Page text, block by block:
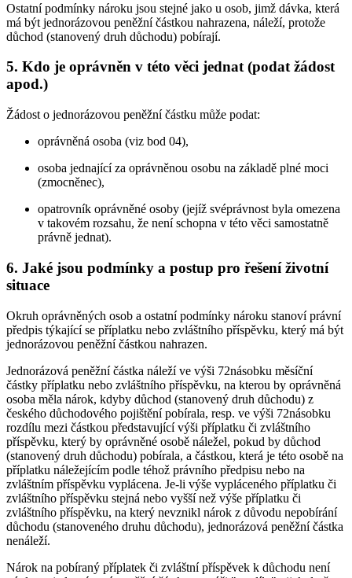
Ostatní podmínky nároku jsou stejné jako u osob, jimž dávka, která
má být jednorázovou peněžní částkou nahrazena, náleží, protože
důchod (stanovený druh důchodu) pobírají.
5. Kdo je oprávněn v této věci jednat (podat žádost
apod.)
Žádost o jednorázovou peněžní částku může podat:
oprávněná osoba (viz bod 04),
osoba jednající za oprávněnou osobu na základě plné moci
(zmocněnec),
opatrovník oprávněné osoby (jejíž svéprávnost byla omezena
v takovém rozsahu, že není schopna v této věci samostatně
právně jednat).
6. Jaké jsou podmínky a postup pro řešení životní
situace
Okruh oprávněných osob a ostatní podmínky nároku stanoví právní
předpis týkající se příplatku nebo zvláštního příspěvku, který má být
jednorázovou peněžní částkou nahrazen.
Jednorázová peněžní částka náleží ve výši 72násobku měsíční
částky příplatku nebo zvláštního příspěvku, na kterou by oprávněná
osoba měla nárok, kdyby důchod (stanovený druh důchodu) z
českého důchodového pojištění pobírala, resp. ve výši 72násobku
rozdílu mezi částkou představující výši příplatku či zvláštního
příspěvku, který by oprávněné osobě náležel, pokud by důchod
(stanovený druh důchodu) pobírala, a částkou, která je této osobě na
příplatku náležejícím podle téhož právního předpisu nebo na
zvláštním příspěvku vyplácena. Je-li výše vypláceného příplatku či
zvláštního příspěvku stejná nebo vyšší než výše příplatku či
zvláštního příspěvku, na který nevznikl nárok z důvodu nepobírání
důchodu (stanoveného druhu důchodu), jednorázová peněžní částka
nenáleží.
Nárok na pobíraný příplatek či zvláštní příspěvek k důchodu není